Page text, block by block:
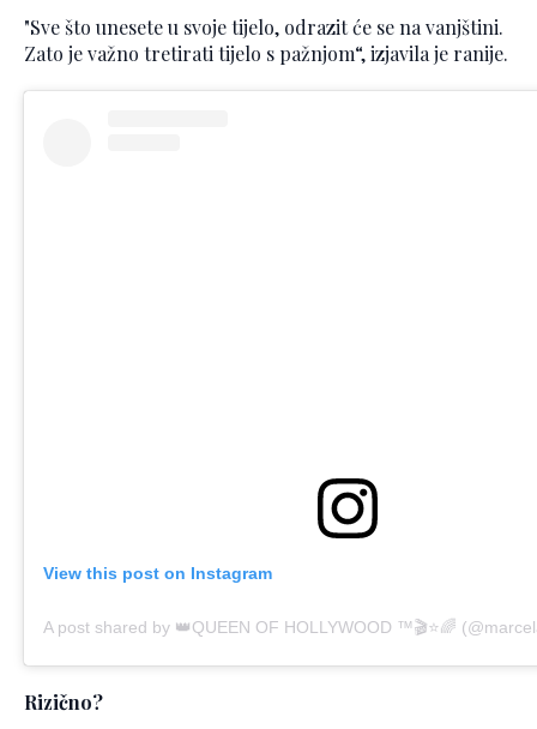
"Sve što unesete u svoje tijelo, odrazit će se na vanjštini.
Zato je važno tretirati tijelo s pažnjom“, izjavila je ranije.
View this post on Instagram
Rizično?